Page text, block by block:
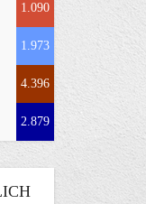
1.090
1.973
4.396
2.879